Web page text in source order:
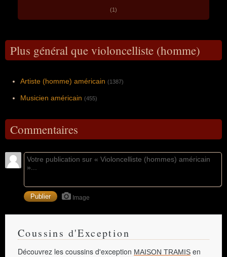
(1)
Plus général que violoncelliste (homme)
Artiste (homme) américain (1387)
Musicien américain (455)
Commentaires
Image
Coussins d'Exception
Découvrez les coussins d'exception MAISON TRAMIS en